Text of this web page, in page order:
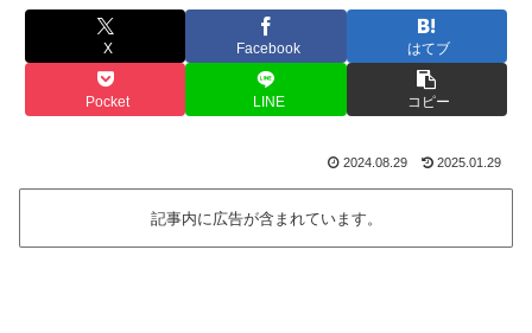
X Facebook はてブ
Pocket LINE コピー
2024.08.29 2025.01.29
記事内に広告が含まれています。